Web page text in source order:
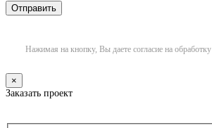
Нажимая на кнопку, Вы даете согласие на обработку
×
Заказать проект